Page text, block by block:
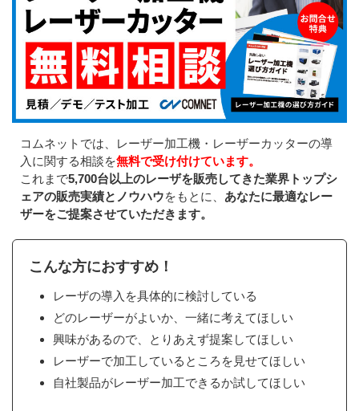
コムネットでは、レーザー加工機・レーザーカッターの導
入に関する相談を無料で受け付けています。
これまで5,700台以上のレーザを販売してきた業界トップシ
ェアの販売実績とノウハウをもとに、 あなたに最適なレー
ザーをご提案させていただきます。
こんな方におすすめ！
レーザの導入を具体的に検討している
どのレーザーがよいか、一緒に考えてほしい
興味があるので、とりあえず提案してほしい
レーザーで加工しているところを見せてほしい
自社製品がレーザー加工できるか試してほしい